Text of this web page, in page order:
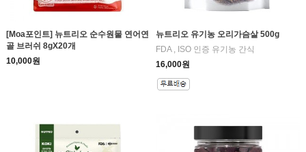
[Moa포인트] 뉴트리오 순수원물 연어연
골 브러쉬 8gX20개
10,000원
뉴트리오 유기농 오리가슴살 500g
FDA , ISO 인증 유기농 간식
16,000원